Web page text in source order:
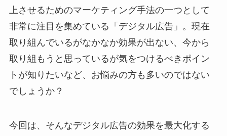
上させるためのマーケティング手法の一つとして
非常に注目を集めている「デジタル広告」。現在
取り組んでいるがなかなか効果が出ない、今から
取り組もうと思っているが気をつけるべきポイン
トが知りたいなど、お悩みの方も多いのではない
でしょうか？
今回は、そんなデジタル広告の効果を最大化する